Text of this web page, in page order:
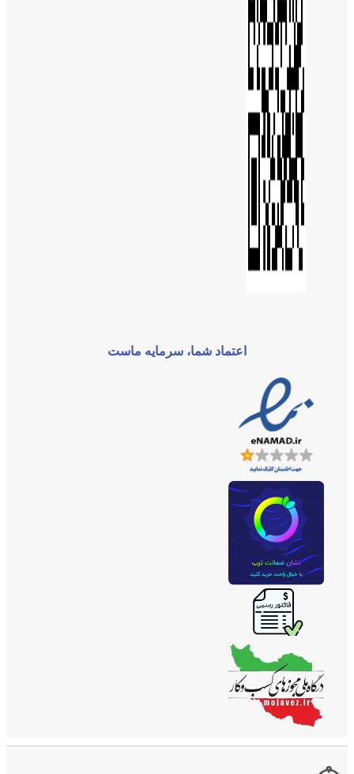
اعتماد شما، سرمایه ماست